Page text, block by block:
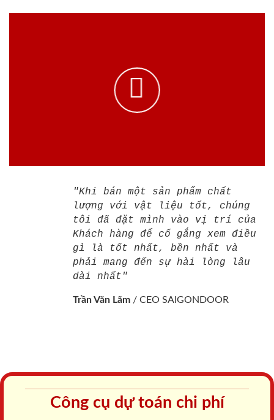
"Khi bán một sản phẩm chất
lượng với vật liệu tốt, chúng
tôi đã đặt mình vào vị trí của
Khách hàng để cố gắng xem điều
gì là tốt nhất, bền nhất và
phải mang đến sự hài lòng lâu
dài nhất"
Trần Văn Lãm / CEO SAIGONDOOR
Công cụ dự toán chi phí